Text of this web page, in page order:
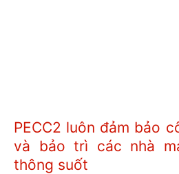
PECC2 luôn đảm bảo
và bảo trì các nhà
thông suốt